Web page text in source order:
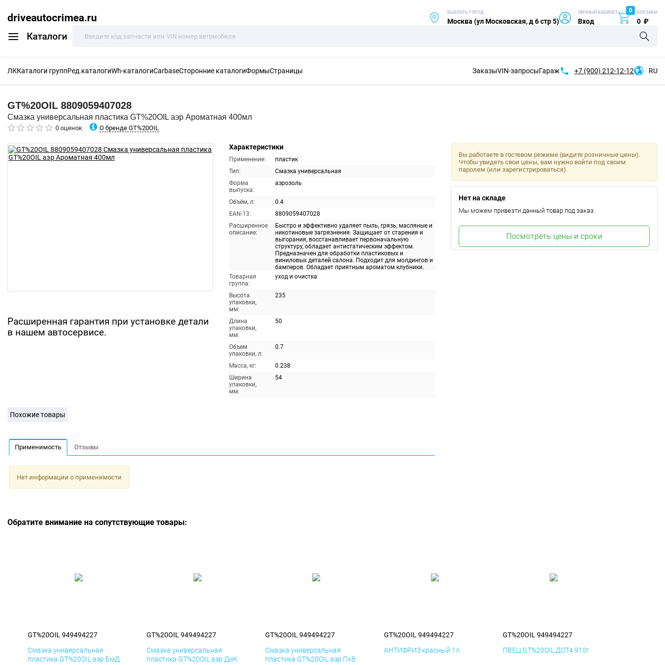
driveautocrimea.ru
Каталоги
ВЫБРАТЬ ГОРОД
Москва (ул Московская, д 6 стр 5)
ЛИЧНЫЙ КАБИНЕТ
Вход
0 КОРЗИНА
0 ₽
ЛККаталоги группРед.каталогиWh-каталогиCarbaseСторонние каталогиФормыСтраницы ЗаказыVIN-запросыГараж +7 (900) 212-12-12 RU
GT%20OIL 8809059407028
Смазка универсальная пластика GT%20OIL аэр Ароматная 400мл
0 оценок О бренде GT%20OIL
Расширенная гарантия при установке детали
в нашем автосервисе.
Характеристики
Применение:
пластик
Тип:
Смазка универсальная
Форма
выпуска:
аэрозоль
Объём, л:
0.4
EAN-13:
8809059407028
Расширенное
описание:
Быстро и эффективно удаляет пыль, грязь, масляные и
никотиновые загрязнения. Защищает от старения и
выгорания, восстанавливает первоначальную
структуру, обладает антистатическим эффектом.
Предназначен для обработки пластиковых и
виниловых деталей салона. Подходит для молдингов и
бамперов. Обладает приятным ароматом клубники.
Товарная
группа:
уход и очистка
Высота
упаковки,
мм:
235
Длина
упаковки,
мм:
50
Объем
упаковки, л:
0.7
Масса, кг:
0.238
Ширина
упаковки,
мм:
54
Вы работаете в гостевом режиме (видите розничные цены).
Чтобы увидеть свои цены, вам нужно войти под своим
паролем (или зарегистрироваться).
Нет на складе
Мы можем привезти данный товар под заказ.
Посмотреть цены и сроки
Похожие товары
Применимость Отзывы
Нет информации о применимости
Обратите внимание на сопутствующие товары:
GT%20OIL 949494227
Смазка универсальная
пластика GT%20OIL аэр БмД
GT%20OIL 949494227
Смазка универсальная
пластика GT%20OIL аэр ДиК
GT%20OIL 949494227
Смазка универсальная
пластика GT%20OIL аэр ПхВ
GT%20OIL 949494227
АНТИФРИЗ красный 1л.
GT%20OIL 949494227
ПВЕЦ GT%20OIL ДОТ4 910г